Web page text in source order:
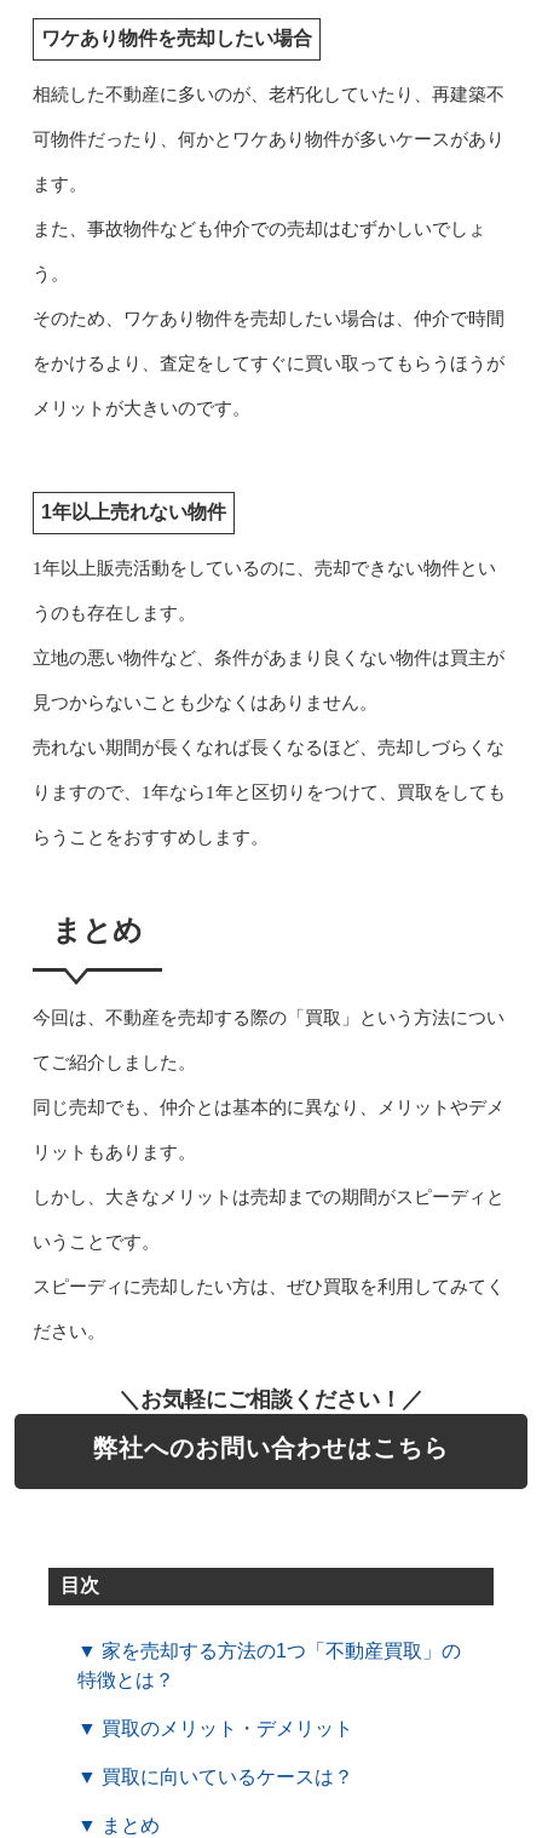
ワケあり物件を売却したい場合
相続した不動産に多いのが、老朽化していたり、再建築不
可物件だったり、何かとワケあり物件が多いケースがあり
ます。
また、事故物件なども仲介での売却はむずかしいでしょ
う。
そのため、ワケあり物件を売却したい場合は、仲介で時間
をかけるより、査定をしてすぐに買い取ってもらうほうが
メリットが大きいのです。
1年以上売れない物件
1年以上販売活動をしているのに、売却できない物件とい
うのも存在します。
立地の悪い物件など、条件があまり良くない物件は買主が
見つからないことも少なくはありません。
売れない期間が長くなれば長くなるほど、売却しづらくな
りますので、1年なら1年と区切りをつけて、買取をしても
らうことをおすすめします。
まとめ
今回は、不動産を売却する際の「買取」という方法につい
てご紹介しました。
同じ売却でも、仲介とは基本的に異なり、メリットやデメ
リットもあります。
しかし、大きなメリットは売却までの期間がスピーディと
いうことです。
スピーディに売却したい方は、ぜひ買取を利用してみてく
ださい。
＼お気軽にご相談ください！／
弊社へのお問い合わせはこちら
目次
▼ 家を売却する方法の1つ「不動産買取」の
特徴とは？
▼ 買取のメリット・デメリット
▼ 買取に向いているケースは？
▼ まとめ